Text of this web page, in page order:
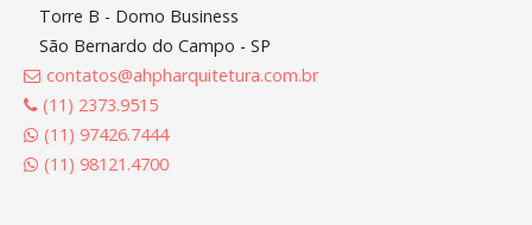
Torre B - Domo Business
São Bernardo do Campo - SP
contatos@ahpharquitetura.com.br
(11) 2373.9515
(11) 97426.7444
(11) 98121.4700